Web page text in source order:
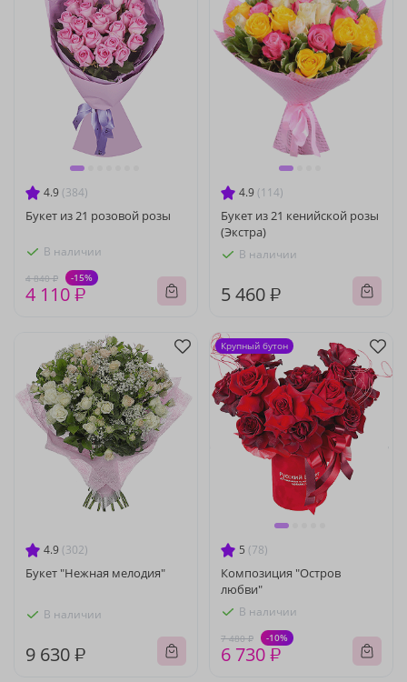
4.9 (384)
Букет из 21 розовой розы
В наличии
4 840 ₽ -15%
4 110 ₽
4.9 (114)
Букет из 21 кенийской розы
(Экстра)
В наличии
5 460 ₽
4.9 (302)
Букет "Нежная мелодия"
В наличии
9 630 ₽
5 (78)
Композиция "Остров
любви"
В наличии
7 480 ₽ -10%
6 730 ₽
Крупный бутон